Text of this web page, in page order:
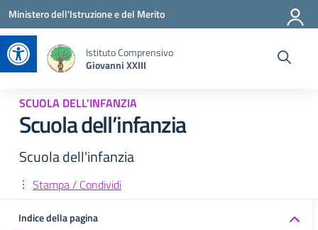
Apri la barra degli strumenti
Vai ai contenuti
Vai al menu di navigazione
Vai al footer
Ministero dell'Istruzione e del Merito
Istituto Comprensivo
Giovanni XXIII
SCUOLA DELL'INFANZIA
Scuola dell’infanzia
Scuola dell'infanzia
Stampa / Condividi
Indice della pagina